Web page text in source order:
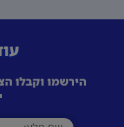
הירשמו וקבלו